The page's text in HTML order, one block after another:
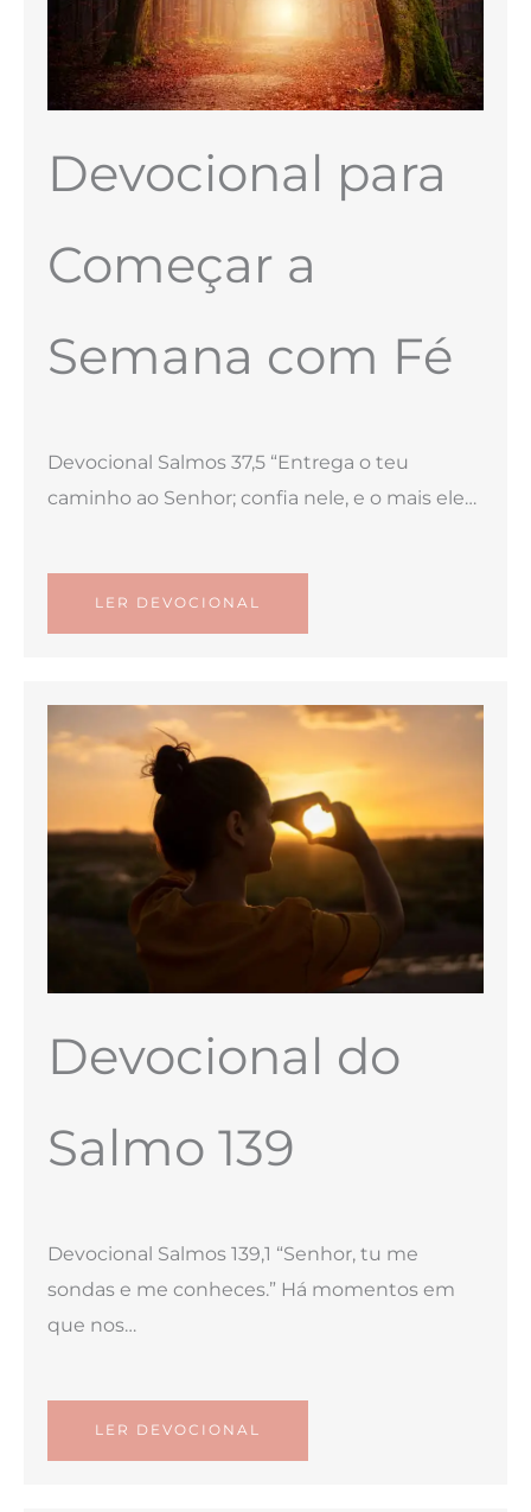
Devocional para
Começar a
Semana com Fé
Devocional Salmos 37,5 “Entrega o teu
caminho ao Senhor; confia nele, e o mais ele…
LER DEVOCIONAL
Devocional do
Salmo 139
Devocional Salmos 139,1 “Senhor, tu me
sondas e me conheces.” Há momentos em
que nos…
LER DEVOCIONAL